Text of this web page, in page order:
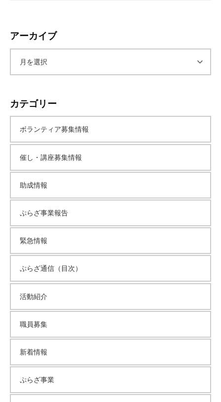
アーカイブ
カ
イ
ブ
カテゴリー
ボランティア募集情報
催し・講座募集情報
助成情報
ぷらざ事業報告
緊急情報
ぷらざ通信（目次）
活動紹介
職員募集
新着情報
ぷらざ事業